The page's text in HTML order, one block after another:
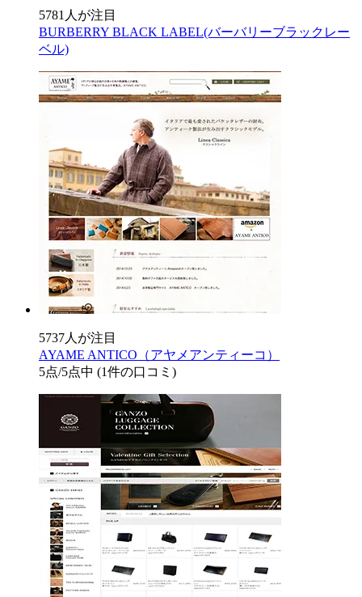
5781人が注目
BURBERRY BLACK LABEL(バーバリーブラックレー
ベル)
5737人が注目
AYAME ANTICO（アヤメアンティーコ）
5点/5点中 (1件の口コミ)